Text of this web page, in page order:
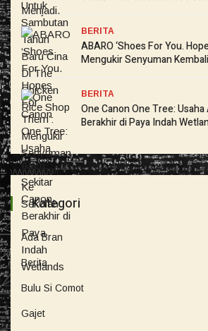
BERITA
ABARO ‘Shoes For You.
Mengukir Senyuman
BERITA
One Canon One Tree:
Berakhir di Paya Indah
Kategori
Ada Bran
Berita
Bulu Si Comot
Gajet